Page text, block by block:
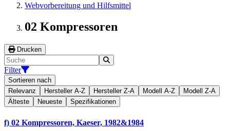
Webvorbereitung und Hilfsmittel
02 Kompressoren
Drucken
Filter
Sortieren nach
Relevanz
Hersteller A-Z Hersteller Z-A Modell A-Z
Modell Z-A
Älteste
Neueste Spezifikationen
f) 02 Kompressoren, Kaeser, 1982&1984